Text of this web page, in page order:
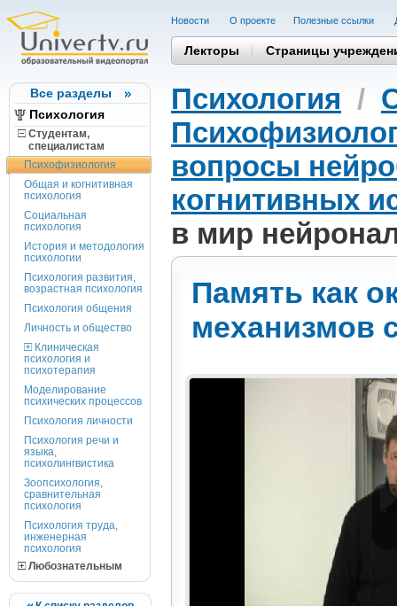
Все разделы
Психология
Студентам,
cпециалистам
Психофизиология
Общая и когнитивная
психология
Социальная
психология
История и методология
психологии
Психология развития,
возрастная психология
Психология общения
Личность и общество
Клиническая
психология и
психотерапия
Моделирование
психических процессов
Психология личности
Психология речи и
языка,
психолингвистика
Зоопсихология,
сравнительная
психология
Психология труда,
инженерная
психология
Любознательным
Новости О проекте Полезные cсылки
Лекторы Страницы
Психология /
вопросы
когнитивных
в мир
Память как
механизмов